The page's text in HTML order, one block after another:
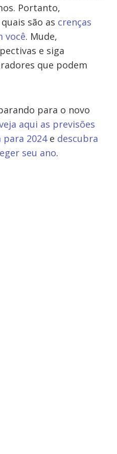
Portanto,
são as crenças
você. Mude,
e siga
que podem
para o novo
aqui as previsões
2024e descubra
seu ano.